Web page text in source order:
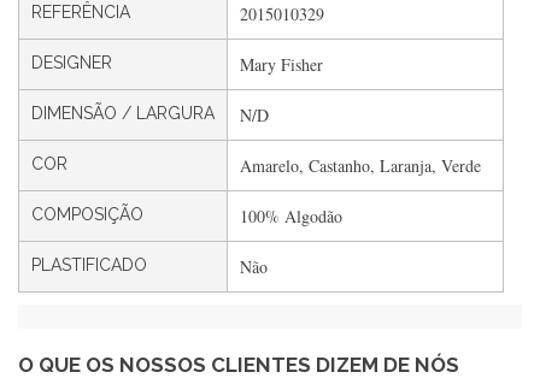
REFERÊNCIA 2015010329
DESIGNER Mary Fisher
DIMENSÃO / LARGURA N/D
COR Amarelo, Castanho, Laranja, Verde
COMPOSIÇÃO 100% Algodão
PLASTIFICADO Não
O QUE OS NOSSOS CLIENTES DIZEM DE NÓS
Gostei ,Serviço bastante rápido. recomendo
Filipa Freire
Rápido, atendimento 5*. Hoje chegará a segunda encomenda
feita de muitas certamente❤️
estrelas